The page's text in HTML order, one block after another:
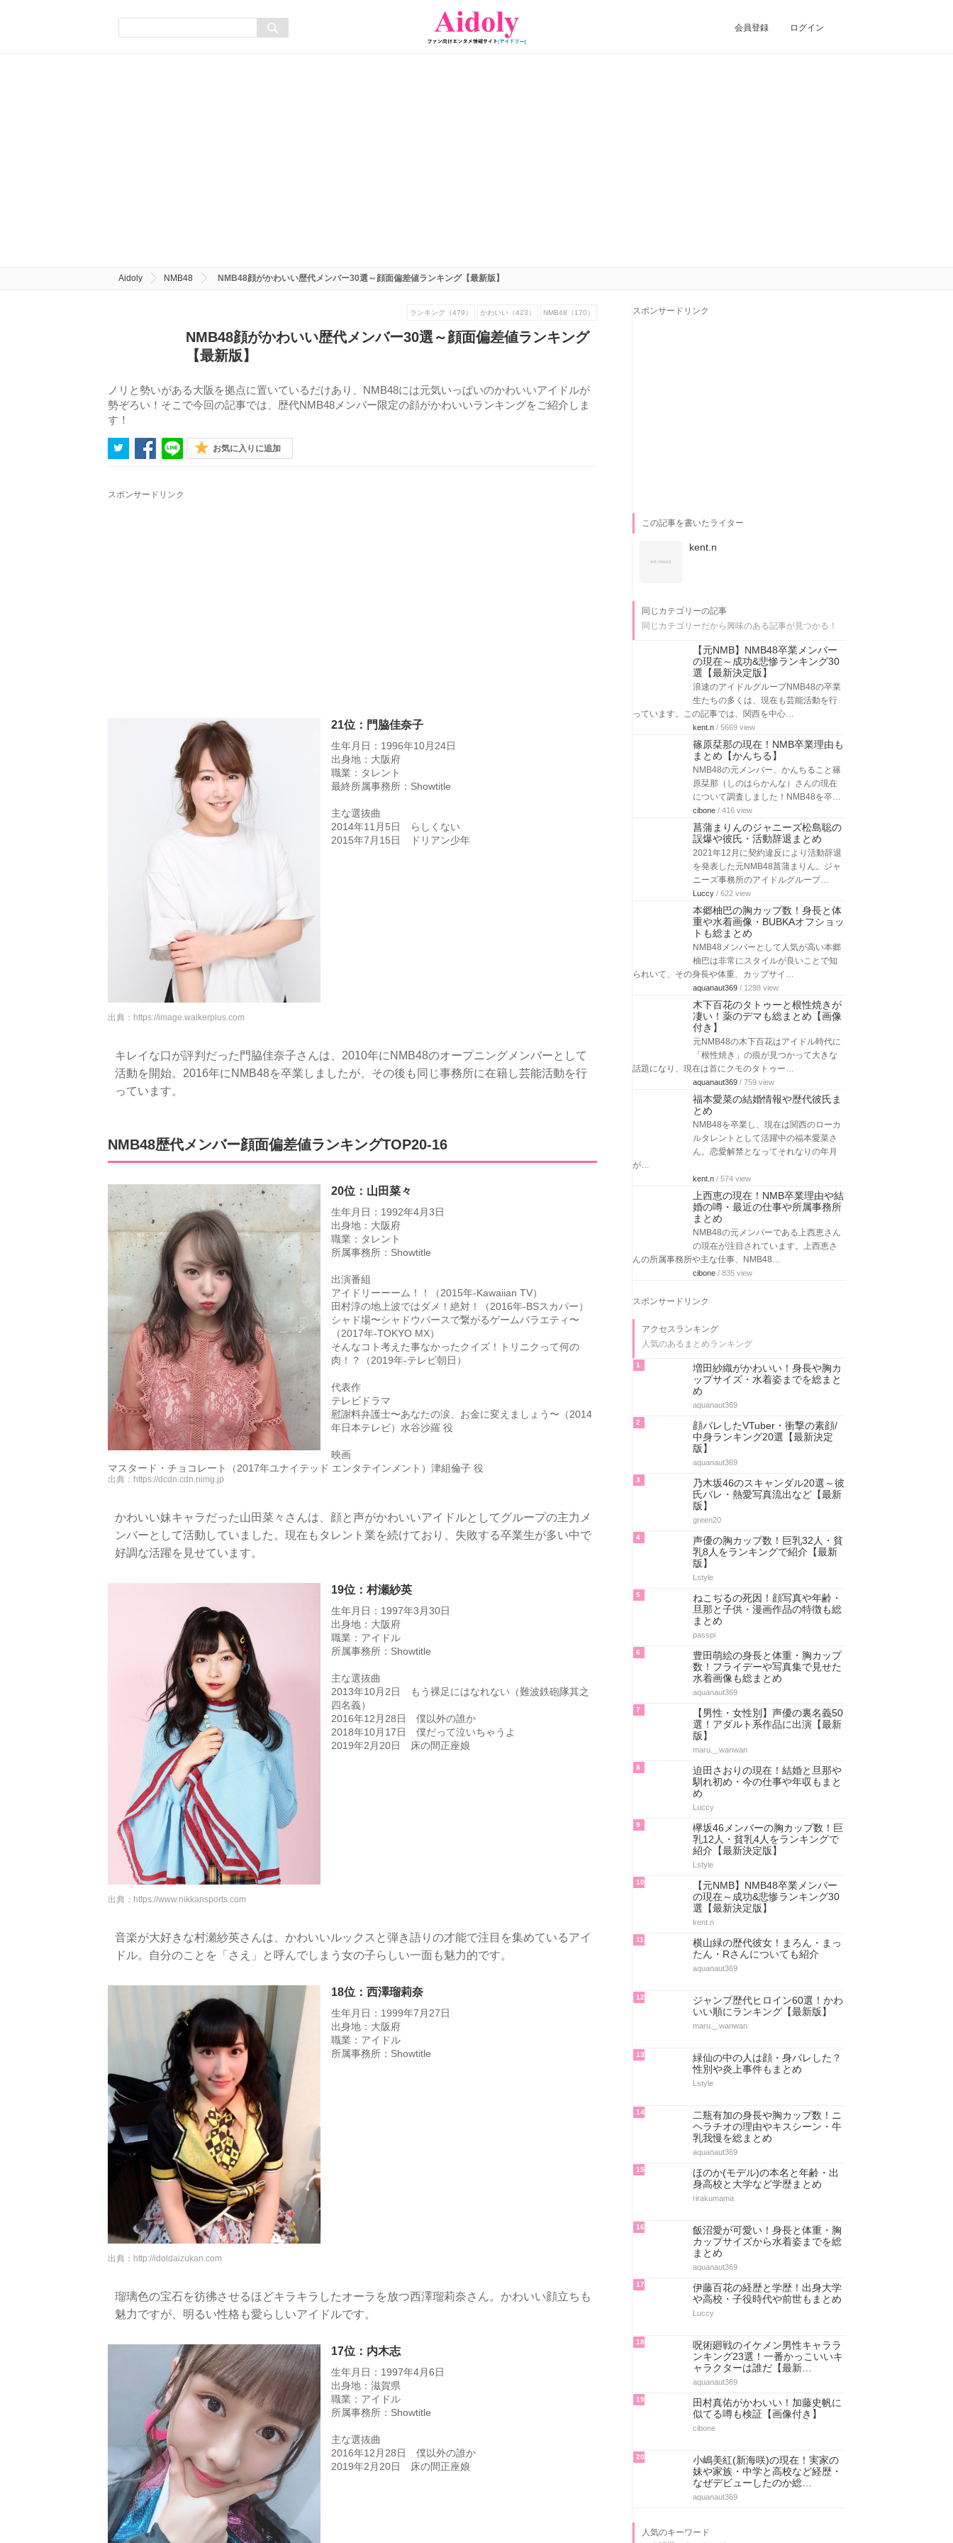
会員登録 ログイン
Aidoly NMB48 NMB48顔がかわいい歴代メンバー30選～顔面偏差値ランキング【最新版】
ランキング（479） かわいい（423） NMB48（170）
NMB48顔がかわいい歴代メンバー30選～顔面偏差値ランキング
【最新版】
ノリと勢いがある大阪を拠点に置いているだけあり、NMB48には元気いっぱいのかわいいアイドルが
勢ぞろい！そこで今回の記事では、歴代NMB48メンバー限定の顔がかわいいランキングをご紹介しま
す！
お気に入りに追加
スポンサードリンク
21位：門脇佳奈子
生年月日：1996年10月24日
出身地：大阪府
職業：タレント
最終所属事務所：Showtitle
主な選抜曲
2014年11月5日 らしくない
2015年7月15日 ドリアン少年
出典： https://image.walkerplus.com
キレイな口が評判だった門脇佳奈子さんは、2010年にNMB48のオープニングメンバーとして
活動を開始。2016年にNMB48を卒業しましたが、その後も同じ事務所に在籍し芸能活動を行
っています。
NMB48歴代メンバー顔面偏差値ランキングTOP20-16
20位：山田菜々
生年月日：1992年4月3日
出身地：大阪府
職業：タレント
所属事務所：Showtitle
出演番組
アイドリーーーム！！（2015年-Kawaiian TV）
田村淳の地上波ではダメ！絶対！（2016年-BSスカパー）
シャド場〜シャドウバースで繋がるゲームバラエティ〜
（2017年-TOKYO MX）
そんなコト考えた事なかったクイズ！トリニクって何の
肉！？（2019年-テレビ朝日）
代表作
テレビドラマ
慰謝料弁護士〜あなたの涙、お金に変えましょう〜（2014
年日本テレビ）水谷沙羅 役
映画
マスタード・チョコレート（2017年ユナイテッド エンタテインメント）津組倫子 役
出典： https://dcdn.cdn.nimg.jp
かわいい妹キャラだった山田菜々さんは、顔と声がかわいいアイドルとしてグループの主力メ
ンバーとして活動していました。現在もタレント業を続けており、失敗する卒業生が多い中で
好調な活躍を見せています。
19位：村瀬紗英
生年月日：1997年3月30日
出身地：大阪府
職業：アイドル
所属事務所：Showtitle
主な選抜曲
2013年10月2日 もう裸足にはなれない（難波鉄砲隊其之
四名義）
2016年12月28日 僕以外の誰か
2018年10月17日 僕だって泣いちゃうよ
2019年2月20日 床の間正座娘
出典： https://www.nikkansports.com
音楽が大好きな村瀬紗英さんは、かわいいルックスと弾き語りの才能で注目を集めているアイ
ドル。自分のことを「さえ」と呼んでしまう女の子らしい一面も魅力的です。
18位：西澤瑠莉奈
生年月日：1999年7月27日
出身地：大阪府
職業：アイドル
所属事務所：Showtitle
出典： http://idoldaizukan.com
瑠璃色の宝石を彷彿させるほどキラキラしたオーラを放つ西澤瑠莉奈さん。かわいい顔立ちも
魅力ですが、明るい性格も愛らしいアイドルです。
17位：内木志
生年月日：1997年4月6日
出身地：滋賀県
職業：アイドル
所属事務所：Showtitle
主な選抜曲
2016年12月28日 僕以外の誰か
2019年2月20日 床の間正座娘
スポンサードリンク
この記事を書いたライター
kent.n
同じカテゴリーの記事
同じカテゴリーだから興味のある記事が見つかる！
【元NMB】NMB48卒業メンバー
の現在～成功&悲惨ランキング30
選【最新決定版】
浪速のアイドルグループNMB48の卒業
生たちの多くは、現在も芸能活動を行
っています。この記事では、関西を中心…
kent.n / 5669 view
篠原栞那の現在！NMB卒業理由も
まとめ【かんちる】
NMB48の元メンバー、かんちること篠
原栞那（しのはらかんな）さんの現在
について調査しました！NMB48を卒…
cibone / 416 view
菖蒲まりんのジャニーズ松島聡の
誤爆や彼氏・活動辞退まとめ
2021年12月に契約違反により活動辞退
を発表した元NMB48菖蒲まりん。ジャ
ニーズ事務所のアイドルグループ…
Luccy / 622 view
本郷柚巴の胸カップ数！身長と体
重や水着画像・BUBKAオフショッ
トも総まとめ
NMB48メンバーとして人気が高い本郷
柚巴は非常にスタイルが良いことで知
られいて、その身長や体重、カップサイ…
aquanaut369 / 1298 view
木下百花のタトゥーと根性焼きが
凄い！薬のデマも総まとめ【画像
付き】
元NMB48の木下百花はアイドル時代に
「根性焼き」の痕が見つかって大きな
話題になり、現在は首にクモのタトゥー…
aquanaut369 / 759 view
福本愛菜の結婚情報や歴代彼氏ま
とめ
NMB48を卒業し、現在は関西のローカ
ルタレントとして活躍中の福本愛菜さ
ん。恋愛解禁となってそれなりの年月
が…
kent.n / 574 view
上西恵の現在！NMB卒業理由や結
婚の噂・最近の仕事や所属事務所
まとめ
NMB48の元メンバーである上西恵さん
の現在が注目されています。上西恵さ
んの所属事務所や主な仕事、NMB48…
cibone / 835 view
スポンサードリンク
アクセスランキング
人気のあるまとめランキング
1
増田紗織がかわいい！身長や胸カ
ップサイズ・水着姿までを総まと
め
aquanaut369
2
顔バレしたVTuber・衝撃の素顔/
中身ランキング20選【最新決定
版】
aquanaut369
3
乃木坂46のスキャンダル20選～彼
氏バレ・熱愛写真流出など【最新
版】
green20
4
声優の胸カップ数！巨乳32人・貧
乳8人をランキングで紹介【最新
版】
Lstyle
5
ねこぢるの死因！顔写真や年齢・
旦那と子供・漫画作品の特徴も総
まとめ
passpi
6
豊田萌絵の身長と体重・胸カップ
数！フライデーや写真集で見せた
水着画像も総まとめ
aquanaut369
7
【男性・女性別】声優の裏名義50
選！アダルト系作品に出演【最新
版】
maru._.wanwan
8
迫田さおりの現在！結婚と旦那や
馴れ初め・今の仕事や年収もまと
め
Luccy
9
欅坂46メンバーの胸カップ数！巨
乳12人・貧乳4人をランキングで
紹介【最新決定版】
Lstyle
10
【元NMB】NMB48卒業メンバー
の現在～成功&悲惨ランキング30
選【最新決定版】
kent.n
11
横山緑の歴代彼女！まろん・まっ
たん・Rさんについても紹介
aquanaut369
12
ジャンプ歴代ヒロイン60選！かわ
いい順にランキング【最新版】
maru._.wanwan
13
緑仙の中の人は顔・身バレした？
性別や炎上事件もまとめ
Lstyle
14
二瓶有加の身長や胸カップ数！ニ
ヘラチオの理由やキスシーン・牛
乳我慢を総まとめ
aquanaut369
15
ほのか(モデル)の本名と年齢・出
身高校と大学など学歴まとめ
rirakumama
16
飯沼愛が可愛い！身長と体重・胸
カップサイズから水着姿までを総
まとめ
aquanaut369
17
伊藤百花の経歴と学歴！出身大学
や高校・子役時代や前世もまとめ
Luccy
18
呪術廻戦のイケメン男性キャララ
ンキング23選！一番かっこいいキ
ャラクターは誰だ【最新…
aquanaut369
19
田村真佑がかわいい！加藤史帆に
似てる噂も検証【画像付き】
cibone
20
小嶋美紅(新海咲)の現在！実家の
妹や家族・中学と高校など経歴・
なぜデビューしたのか総…
aquanaut369
人気のキーワード